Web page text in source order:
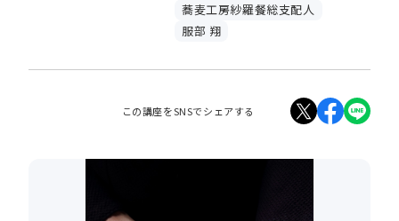
蕎麦工房紗羅餐総支配人
服部 翔
この講座をSNSでシェアする